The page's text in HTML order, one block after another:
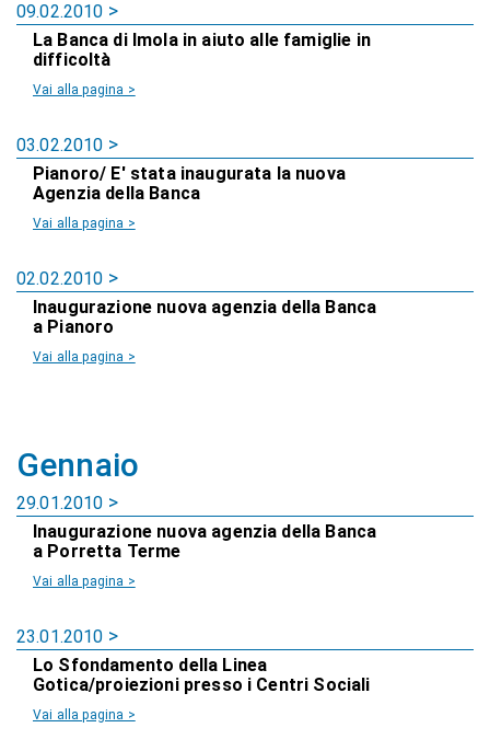
09.02.2010
La Banca di Imola in aiuto alle famiglie in
difficoltà
Vai alla pagina >
03.02.2010
Pianoro/ E' stata inaugurata la nuova
Agenzia della Banca
Vai alla pagina >
02.02.2010
Inaugurazione nuova agenzia della Banca
a Pianoro
Vai alla pagina >
Gennaio
29.01.2010
Inaugurazione nuova agenzia della Banca
a Porretta Terme
Vai alla pagina >
23.01.2010
Lo Sfondamento della Linea
Gotica/proiezioni presso i Centri Sociali
Vai alla pagina >